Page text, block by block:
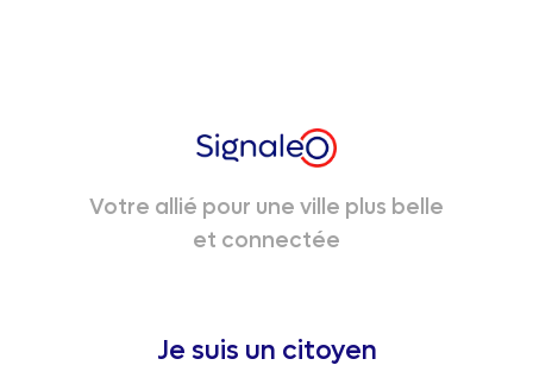
Votre allié pour une ville plus belle
et connectée
Je suis un citoyen